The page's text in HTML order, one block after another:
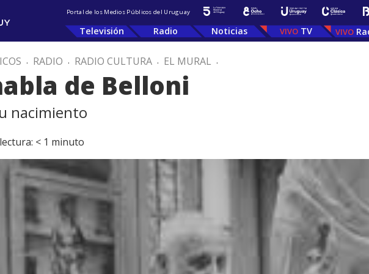
Portal de los Medios Públicos del Uruguay
Televisión Radio Noticias TV
. RADIO . RADIO CULTURA . EL MURAL .
de Belloni
nacimiento
< 1 minuto